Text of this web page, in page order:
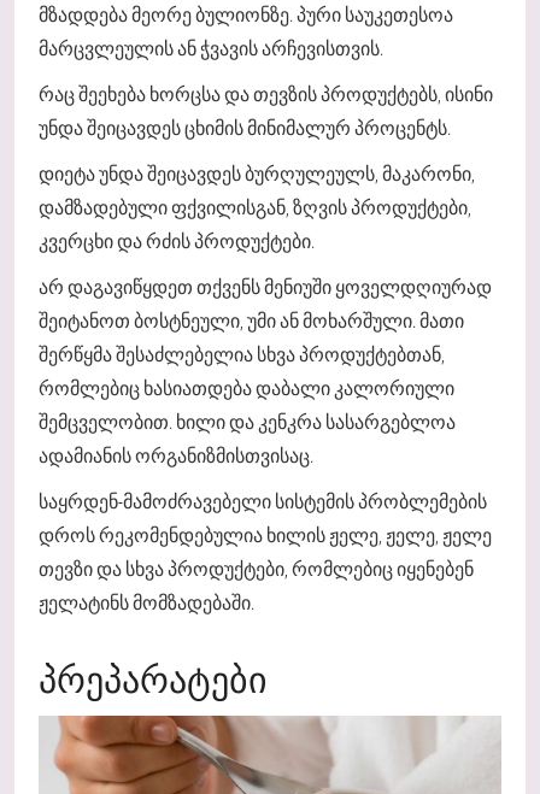
მზადდება მეორე ბულიონზე. პური საუკეთესოა
მარცვლეულის ან ჭვავის არჩევისთვის.
რაც შეეხება ხორცსა და თევზის პროდუქტებს, ისინი
უნდა შეიცავდეს ცხიმის მინიმალურ პროცენტს.
დიეტა უნდა შეიცავდეს ბურღულეულს, მაკარონი,
დამზადებული ფქვილისგან, ზღვის პროდუქტები,
კვერცხი და რძის პროდუქტები.
არ დაგავიწყდეთ თქვენს მენიუში ყოველდღიურად
შეიტანოთ ბოსტნეული, უმი ან მოხარშული. მათი
შერწყმა შესაძლებელია სხვა პროდუქტებთან,
რომლებიც ხასიათდება დაბალი კალორიული
შემცველობით. ხილი და კენკრა სასარგებლოა
ადამიანის ორგანიზმისთვისაც.
საყრდენ-მამოძრავებელი სისტემის პრობლემების
დროს რეკომენდებულია ხილის ჟელე, ჟელე, ჟელე
თევზი და სხვა პროდუქტები, რომლებიც იყენებენ
ჟელატინს მომზადებაში.
ᲞᲠᲔᲞᲐᲠᲐᲢᲔᲑᲘ